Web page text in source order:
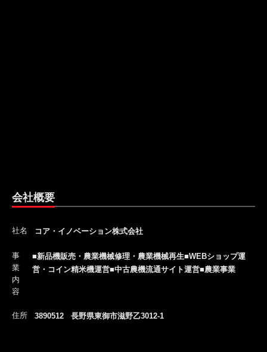
会社概要
社名 コア・イノベーション株式会社
事
業
内
容
■新品機販売・農業機械修理・農業機械再生■WEBショップ運
営・コイン精米機運営■中古農機流通サイト運営■農業事業
住所 3890512 長野県東御市滋野乙3012-1